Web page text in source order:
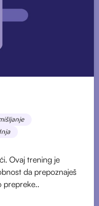
Ovaj trening je
da prepoznaješ
prepreke..